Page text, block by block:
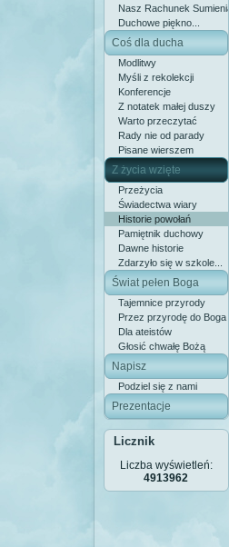
Nasz Rachunek Sumienia
Duchowe piękno...
Coś dla ducha
Modlitwy
Myśli z rekolekcji
Konferencje
Z notatek małej duszy
Warto przeczytać
Rady nie od parady
Pisane wierszem
Z życia wzięte
Przeżycia
Świadectwa wiary
Historie powołań
Pamiętnik duchowy
Dawne historie
Zdarzyło się w szkole...
Świat pełen Boga
Tajemnice przyrody
Przez przyrodę do Boga
Dla ateistów
Głosić chwałę Bożą
Napisz
Podziel się z nami
Prezentacje
Licznik
Liczba wyświetleń:
4913962